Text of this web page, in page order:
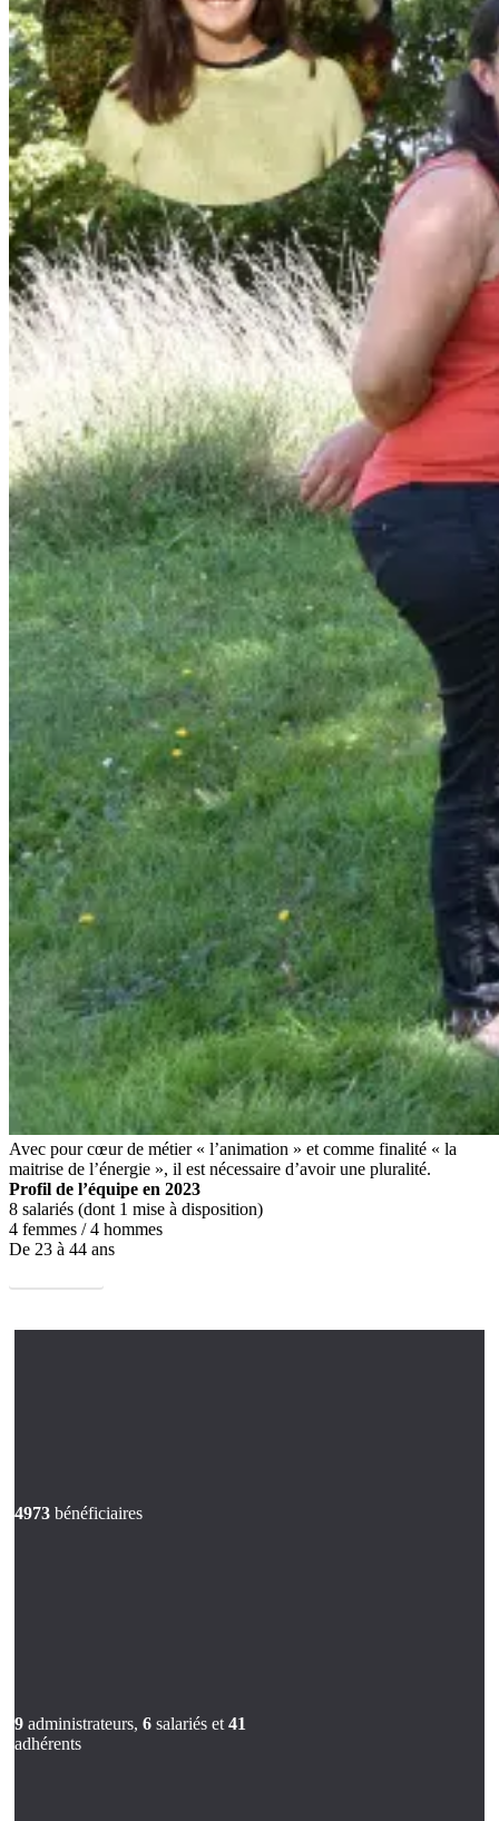
Avec pour cœur de métier « l’animation » et comme finalité « la
maitrise de l’énergie », il est nécessaire d’avoir une pluralité.
Profil de l’équipe en 2023
8 salariés (dont 1 mise à disposition)
4 femmes / 4 hommes
De 23 à 44 ans
4973 bénéficiaires
9 administrateurs, 6 salariés et 41
adhérents